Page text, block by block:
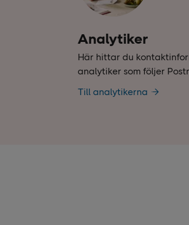
Analytiker
Här hittar du
analytiker som följer
Till analytikerna